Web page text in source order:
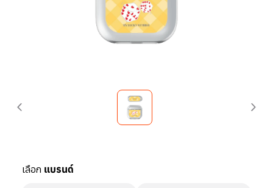
เลือก แบรนด์